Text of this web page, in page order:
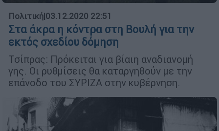
Πολιτική|03.12.2020 22:51
Στα άκρα η κόντρα στη Βουλή για την
εκτός σχεδίου δόμηση
Τσίπρας: Πρόκειται για βίαιη αναδιανομή
γης. Οι ρυθμίσεις θα καταργηθούν με την
επάνοδο του ΣΥΡΙΖΑ στην κυβέρνηση.